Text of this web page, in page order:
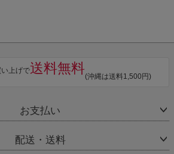
上げで送料無料
(沖縄は送料1,500円)
お支払い
配送・送料